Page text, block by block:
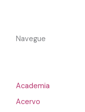
Navegue
Academia
Acervo